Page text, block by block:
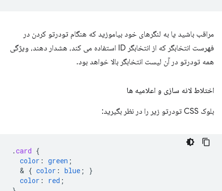
مراقب باشید یا به لنگرهای خود بیاموزید که هنگام تودرتو کردن در
فهرست انتخابگر که از انتخابگر ID استفاده می کند، هشدار دهند، ویژگی
همه تودرتو در آن لیست انتخابگر بالا خواهد بود.
اختلاط لانه سازی و اعلامیه ها
بلوک CSS تودرتو زیر را در نظر بگیرید:
.card {
color : green ;
  &
{ color : blue ;
}
color : red ;